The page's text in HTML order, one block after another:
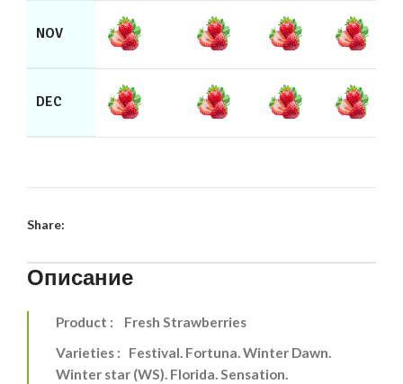
NOV
DEC
Share:
Описание
Product : Fresh Strawberries
Varieties : Festival. Fortuna. Winter Dawn.
Winter star (WS). Florida. Sensation.